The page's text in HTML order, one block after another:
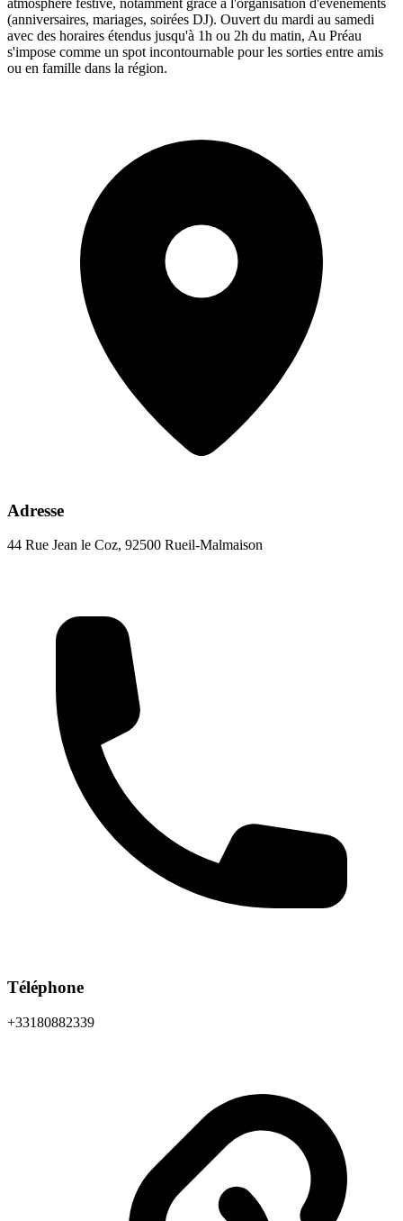
(anniversaires, mariages, soirées DJ). Ouvert du mardi au samedi
avec des horaires étendus jusqu'à 1h ou 2h du matin, Au Préau
s'impose comme un spot incontournable pour les sorties entre amis
ou en famille dans la région.
Adresse
44 Rue Jean le Coz, 92500 Rueil-Malmaison
Téléphone
+33180882339